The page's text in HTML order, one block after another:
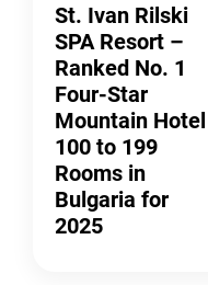
St. Ivan Rilski
SPA Resort –
Ranked No. 1
Four-Star
Mountain Hotel
100 to 199
Rooms in
Bulgaria for
2025